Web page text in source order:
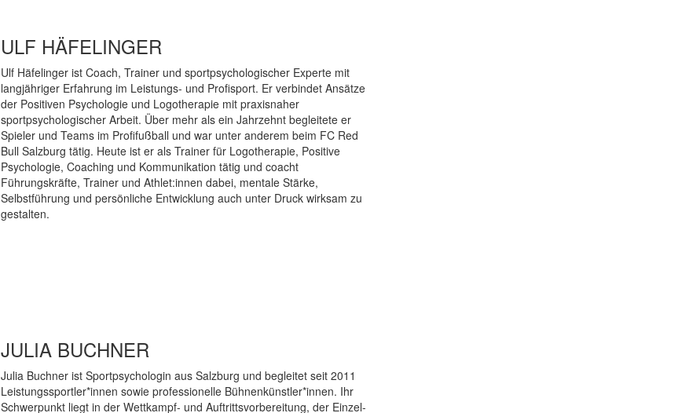
ULF HÄFELINGER
Ulf Häfelinger ist Coach, Trainer und sportpsychologischer Experte mit
langjähriger Erfahrung im Leistungs- und Profisport. Er verbindet Ansätze
der Positiven Psychologie und Logotherapie mit praxisnaher
sportpsychologischer Arbeit. Über mehr als ein Jahrzehnt begleitete er
Spieler und Teams im Profifußball und war unter anderem beim FC Red
Bull Salzburg tätig. Heute ist er als Trainer für Logotherapie, Positive
Psychologie, Coaching und Kommunikation tätig und coacht
Führungskräfte, Trainer und Athlet:innen dabei, mentale Stärke,
Selbstführung und persönliche Entwicklung auch unter Druck wirksam zu
gestalten.
JULIA BUCHNER
Julia Buchner ist Sportpsychologin aus Salzburg und begleitet seit 2011
Leistungssportler*innen sowie professionelle Bühnenkünstler*innen. Ihr
Schwerpunkt liegt in der Wettkampf- und Auftrittsvorbereitung, der Einzel-